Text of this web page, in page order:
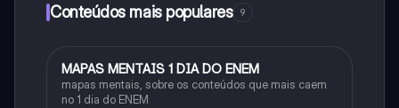
Conteúdos mais populares 9
Português
MAPAS MENTAIS 1 DIA DO ENEM
mapas mentais, sobre os conteúdos que mais caem
no 1 dia do ENEM